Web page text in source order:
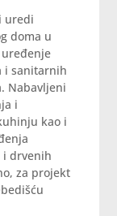
uredi
doma u
i sanitarnih
Nabavljeni
i
kao i
i drvenih
za projekt